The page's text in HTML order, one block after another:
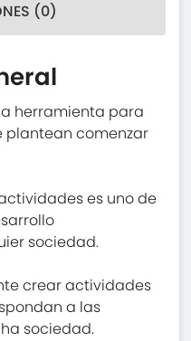
(0)
herramienta para
plantean comenzar
es uno de
sociedad.
crear actividades
a las
sociedad.